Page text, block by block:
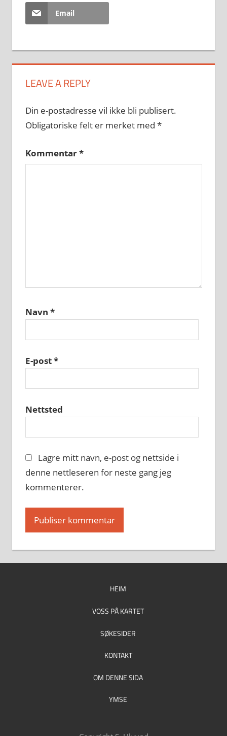
Email
LEAVE A REPLY
Din e-postadresse vil ikke bli publisert.
Obligatoriske felt er merket med *
Kommentar*
Navn *
E-post*
Nettsted
Lagre mitt navn, e-post og nettside i
denne nettleseren for neste gang jeg
kommenterer.
HEIM
VOSS PÅ KARTET
SØKESIDER
KONTAKT
OM DENNE SIDA
YMSE